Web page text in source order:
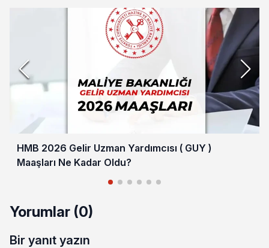
HMB 2026 Gelir Uzman Yardımcısı ( GUY )
Maaşları Ne Kadar Oldu?
Yorumlar (0)
Bir yanıt yazın